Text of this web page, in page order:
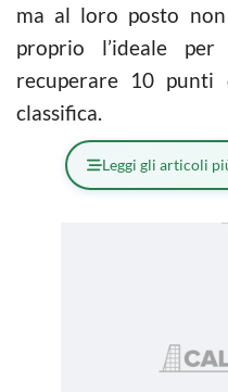
ma al loro posto
proprio l’ideale
recuperare 10
classifica.
Leggi gli articoli